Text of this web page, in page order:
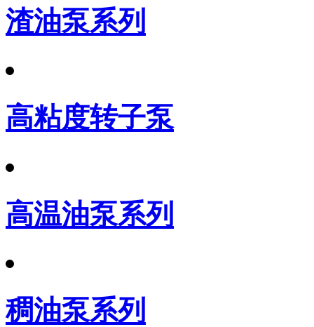
渣油泵系列
高粘度转子泵
高温油泵系列
稠油泵系列